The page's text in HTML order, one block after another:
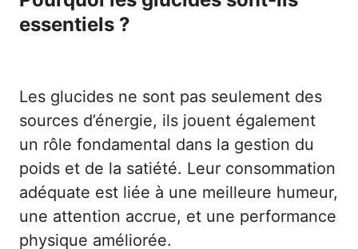
essentiels ?
Les glucides ne sont pas seulement des
sources d’énergie, ils jouent également
un rôle fondamental dans la gestion du
poids et de la satiété. Leur consommation
adéquate est liée à une meilleure humeur,
une attention accrue, et une performance
physique améliorée.